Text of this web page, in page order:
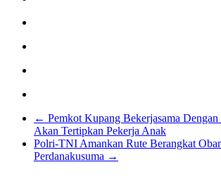
← Pemkot Kupang Bekerjasama
Akan Tertipkan Pekerja Anak
Polri-TNI Amankan Rute Berangkat
Perdanakusuma →